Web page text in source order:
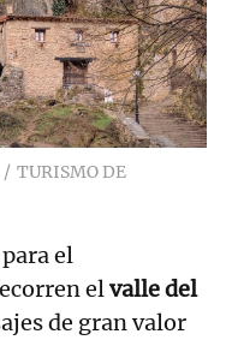
TURISMO DE
el
elvalle del
de gran valor